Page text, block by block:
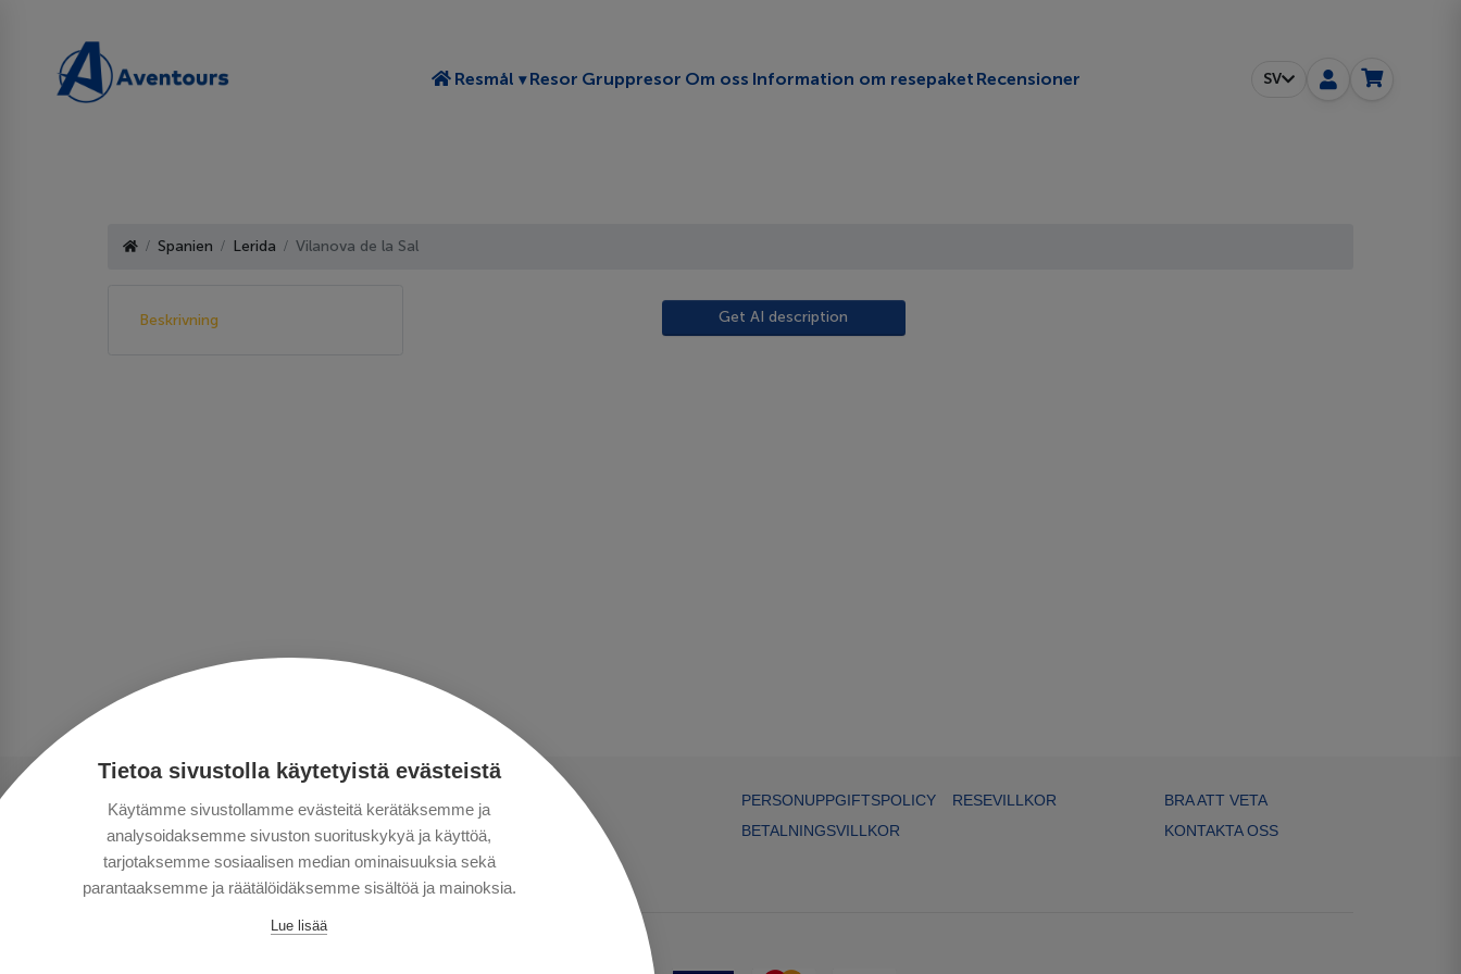
Tietoa sivustolla käytetyistä evästeistä
Käytämme sivustollamme evästeitä kerätäksemme ja
analysoidaksemme sivuston suorituskykyä ja käyttöä,
tarjotaksemme sosiaalisen median ominaisuuksia sekä
parantaaksemme ja räätälöidäksemme sisältöä ja mainoksia.
Lue lisää
Resmål Toggle submenu
Resor Gruppresor Om oss Information om resepaket Recensioner SV
Spanien Lerida Vilanova de la Sal
Beskrivning Get AI description
PERSONUPPGIFTSPOLICY
BETALNINGSVILLKOR
RESEVILLKOR
BRA ATT VETA
KONTAKTA OSS